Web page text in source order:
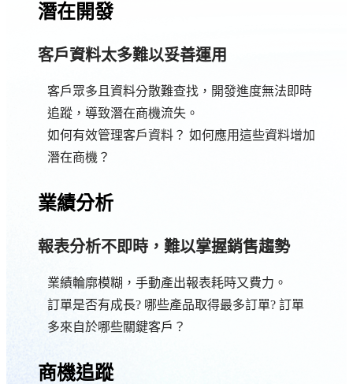
潛在開發
客戶資料太多難以妥善運用
客戶眾多且資料分散難查找，開發進度無法即時
追蹤，導致潛在商機流失。
如何有效管理客戶資料？ 如何應用這些資料增加
潛在商機？
業績分析
報表分析不即時，難以掌握銷售趨勢​
業績輪廓模糊，手動產出報表耗時又費力。​
訂單是否有成長? 哪些產品取得最多訂單? 訂單
多來自於哪些關鍵客戶？
商機追蹤